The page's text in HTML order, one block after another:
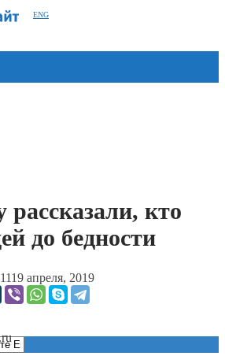
ENG
рассказали, кто
до бедности
19 апреля, 2019